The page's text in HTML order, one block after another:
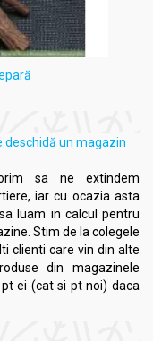
deschidă un magazin
sa ne extindem
iar cu ocazia asta
luam in calcul pentru
Stim de la colegele
clienti care vin din alte
din magazinele
ei (cat si pt noi) daca